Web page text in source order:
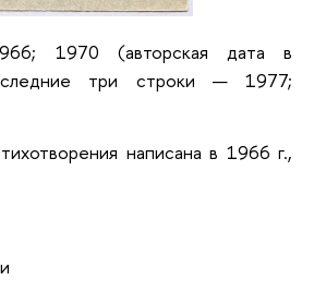
1970 (авторская дата в
три строки — 1977;
написана в 1966 г.,